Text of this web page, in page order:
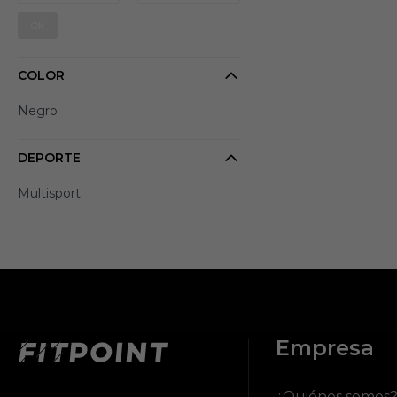
COLOR
Negro
DEPORTE
Multisport
Empresa